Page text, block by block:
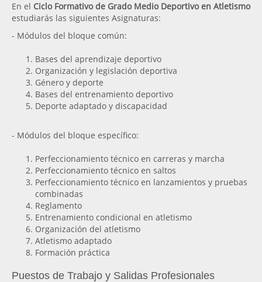
En el Ciclo Formativo de Grado Medio Deportivo en Atletismo
estudiarás las siguientes Asignaturas:
- Módulos del bloque común:
Bases del aprendizaje deportivo
Organización y legislación deportiva
Género y deporte
Bases del entrenamiento deportivo
Deporte adaptado y discapacidad
- Módulos del bloque específico:
Perfeccionamiento técnico en carreras y marcha
Perfeccionamiento técnico en saltos
Perfeccionamiento técnico en lanzamientos y pruebas
combinadas
Reglamento
Entrenamiento condicional en atletismo
Organización del atletismo
Atletismo adaptado
Formación práctica
Puestos de Trabajo y Salidas Profesionales